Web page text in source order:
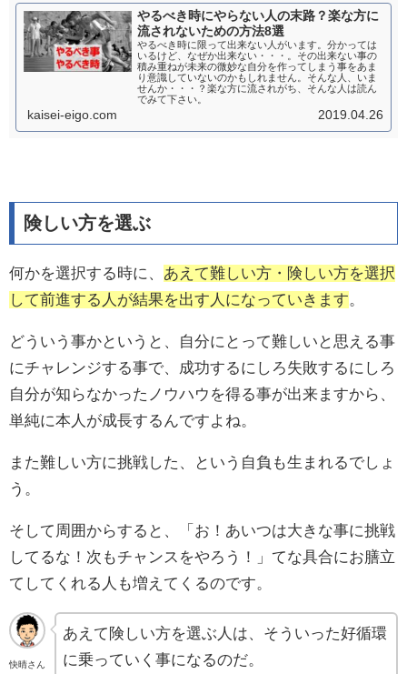
やるべき時にやらない人の末路？楽な方に
流されないための方法8選
やるべき時に限って出来ない人がいます。分かっては
いるけど、なぜか出来ない・・・。その出来ない事の
積み重ねが未来の微妙な自分を作ってしまう事をあま
り意識していないのかもしれません。そんな人、いま
せんか・・・？楽な方に流されがち、そんな人は読ん
でみて下さい。
kaisei-eigo.com 2019.04.26
険しい方を選ぶ
何かを選択する時に、 あえて難しい方・険しい方を選択
して前進する人が結果を出す人になっていきます。
どういう事かというと、自分にとって難しいと思える事
にチャレンジする事で、成功するにしろ失敗するにしろ
自分が知らなかったノウハウを得る事が出来ますから、
単純に本人が成長するんですよね。
また難しい方に挑戦した、という自負も生まれるでしょ
う。
そして周囲からすると、「お！あいつは大きな事に挑戦
してるな！次もチャンスをやろう！」てな具合にお膳立
てしてくれる人も増えてくるのです。
快晴さん
あえて険しい方を選ぶ人は、そういった好循環
に乗っていく事になるのだ。